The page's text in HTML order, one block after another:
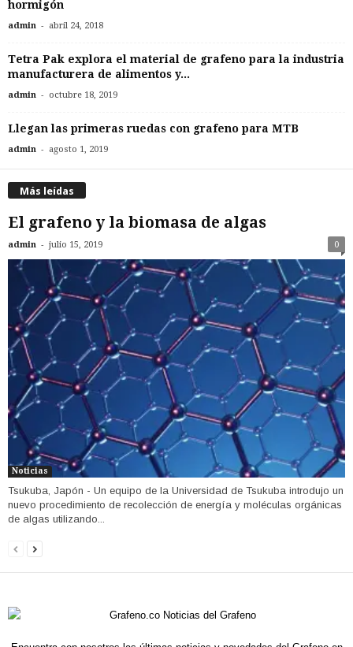
hormigón
admin - abril 24, 2018
Tetra Pak explora el material de grafeno para la industria
manufacturera de alimentos y...
admin - octubre 18, 2019
Llegan las primeras ruedas con grafeno para MTB
admin - agosto 1, 2019
Más leídas
El grafeno y la biomasa de algas
admin - julio 15, 2019 0
Noticias
Tsukuba, Japón - Un equipo de la Universidad de Tsukuba introdujo un
nuevo procedimiento de recolección de energía y moléculas orgánicas
de algas utilizando...